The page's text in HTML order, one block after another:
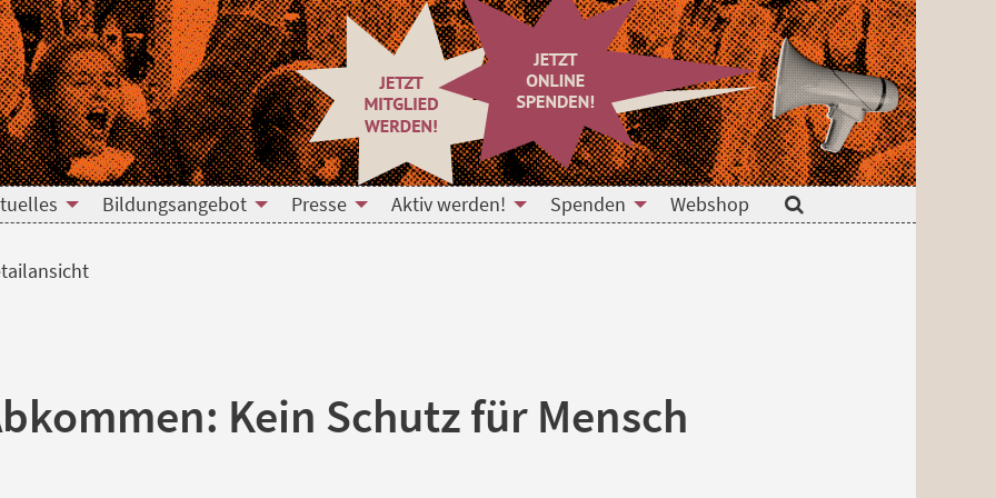
Bildungsangebot Presse Aktiv werden! Spenden Webshop
Kein Schutz für Mensch